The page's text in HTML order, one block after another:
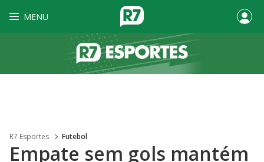
MENU
R7 Esportes Futebol
Empate sem gols mantém